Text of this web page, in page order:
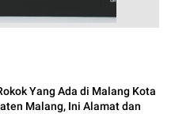
Yang Ada di Malang Kota
Malang, Ini Alamat dan